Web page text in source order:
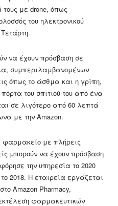
με drone, όπως
του ηλεκτρονικού
να έχουν πρόσβαση σε
συμπεριλαμβανομένων
όπως το άσθμα και η γρίπη,
του σπιτιού του από ένα
σε λιγότερο από 60 λεπτά
με την Amazon.
φαρμακείο με πλήρεις
μπορούν να έχουν πρόσβαση
την υπηρεσία το 2020
2018. Η εταιρεία εργάζεται
Amazon Pharmacy,
φαρμακευτικών